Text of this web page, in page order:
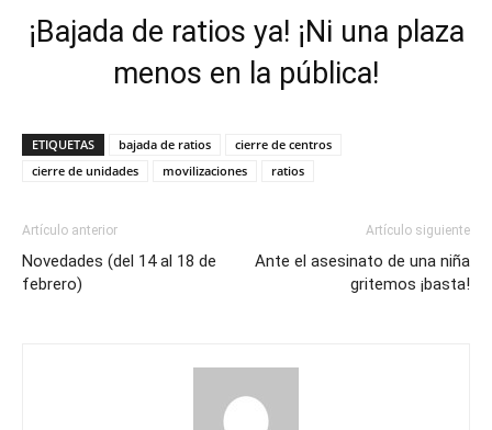
¡Bajada de ratios ya! ¡Ni una plaza
menos en la pública!
ETIQUETAS bajada de ratios
cierre de centros
cierre de unidades
movilizaciones ratios
Artículo anterior
Novedades (del 14 al 18 de
febrero)
Artículo siguiente
Ante el asesinato de una niña
gritemos ¡basta!